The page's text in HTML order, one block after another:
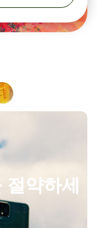
약하세